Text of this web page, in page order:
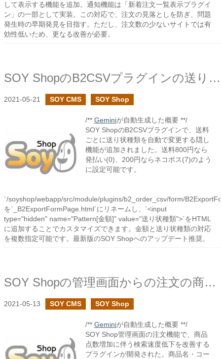
して表示する機能を追加。通知機能は「新着注文一覧表示プラグイ
ン」の一部として実装。この対応で、注文の見落としを防ぎ、問題
発生時の早期発見を目指す。ただし、注文数の少ないサイトでは有
効性低いため、更なる改善が必要。
SOY ShopのB2CSVプラグインの送り状種類の項目で送料で分ける方法
2021-05-21 SOY CMS SOY Shop
/** Geminiが自動生成した概要 **/
SOY ShopのB2CSVプラグインで、送料
ごとに送り状種類を自動で変更する隠し
機能が追加されました。送料800円なら
発払い(0)、200円ならネコポス(7)のよう
に設定可能です。
`/soyshop/webapp/src/module/plugins/b2_order_csv/form/
を`_B2ExportFormPage.html`にリネームし、`<input
type="hidden" name="Pattern[金額]" value="送り状種類">`をHTML
に追加することでカスタマイズできます。金額と送り状種類の対応
を複数指定可能です。最新版のSOY Shopへのアップデート推奨。
SOY Shopの管理画面からの注文の商品検索の高速化に挑戦
2021-05-13 SOY CMS SOY Shop
/** Geminiが自動生成した概要 **/
SOY Shop管理画面の注文機能で、商品
点数増加に伴う検索速度低下を改善する
プラグインが開発された。商品名・コー